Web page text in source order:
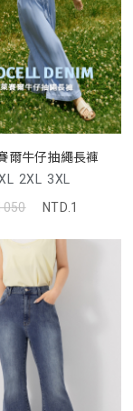
爾牛仔抽繩長褲
2XL 3XL
NTD.1